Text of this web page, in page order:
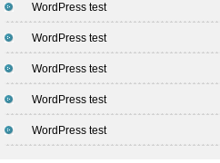
WordPress test
WordPress test
WordPress test
WordPress test
WordPress test